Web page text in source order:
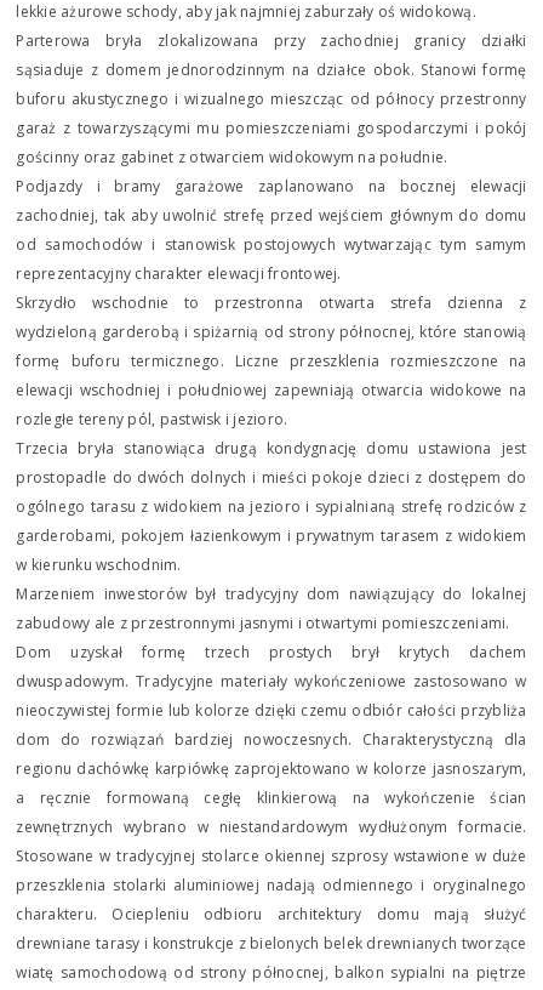
lekkie ażurowe schody, aby jak najmniej zaburzały oś widokową.
Parterowa bryła zlokalizowana przy zachodniej granicy działki
sąsiaduje z domem jednorodzinnym na działce obok. Stanowi formę
buforu akustycznego i wizualnego mieszcząc od północy przestronny
garaż z towarzyszącymi mu pomieszczeniami gospodarczymi i pokój
gościnny oraz gabinet z otwarciem widokowym na południe.
Podjazdy i bramy garażowe zaplanowano na bocznej elewacji
zachodniej, tak aby uwolnić strefę przed wejściem głównym do domu
od samochodów i stanowisk postojowych wytwarzając tym samym
reprezentacyjny charakter elewacji frontowej.
Skrzydło wschodnie to przestronna otwarta strefa dzienna z
wydzieloną garderobą i spiżarnią od strony północnej, które stanowią
formę buforu termicznego. Liczne przeszklenia rozmieszczone na
elewacji wschodniej i południowej zapewniają otwarcia widokowe na
rozległe tereny pól, pastwisk i jezioro.
Trzecia bryła stanowiąca drugą kondygnację domu ustawiona jest
prostopadle do dwóch dolnych i mieści pokoje dzieci z dostępem do
ogólnego tarasu z widokiem na jezioro i sypialnianą strefę rodziców z
garderobami, pokojem łazienkowym i prywatnym tarasem z widokiem
w kierunku wschodnim.
Marzeniem inwestorów był tradycyjny dom nawiązujący do lokalnej
zabudowy ale z przestronnymi jasnymi i otwartymi pomieszczeniami.
Dom uzyskał formę trzech prostych brył krytych dachem
dwuspadowym. Tradycyjne materiały wykończeniowe zastosowano w
nieoczywistej formie lub kolorze dzięki czemu odbiór całości przybliża
dom do rozwiązań bardziej nowoczesnych. Charakterystyczną dla
regionu dachówkę karpiówkę zaprojektowano w kolorze jasnoszarym,
a ręcznie formowaną cegłę klinkierową na wykończenie ścian
zewnętrznych wybrano w niestandardowym wydłużonym formacie.
Stosowane w tradycyjnej stolarce okiennej szprosy wstawione w duże
przeszklenia stolarki aluminiowej nadają odmiennego i oryginalnego
charakteru. Ociepleniu odbioru architektury domu mają służyć
drewniane tarasy i konstrukcje z bielonych belek drewnianych tworzące
wiatę samochodową od strony północnej, balkon sypialni na piętrze